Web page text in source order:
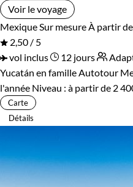
Voir le voyage
Mexique Sur mesure À partir
2,50 / 5
vol inclus
12 jours
Yucatán en famille Autotour
l'année Niveau : à partir de 2
Carte
Détails